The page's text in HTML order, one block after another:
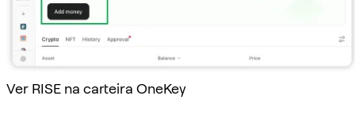
Ver RISE na carteira OneKey